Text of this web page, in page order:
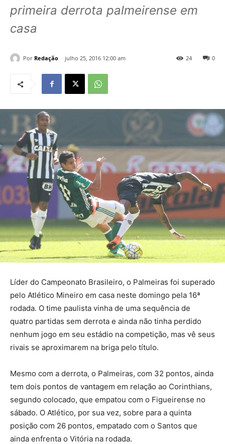
primeira derrota palmeirense em
casa
Por Redação julho 25, 2016 12:00 am 0
24
Líder do Campeonato Brasileiro, o Palmeiras foi superado
pelo Atlético Mineiro em casa neste domingo pela 16ª
rodada. O time paulista vinha de uma sequência de
quatro partidas sem derrota e ainda não tinha perdido
nenhum jogo em seu estádio na competição, mas vê seus
rivais se aproximarem na briga pelo título.
Mesmo com a derrota, o Palmeiras, com 32 pontos, ainda
tem dois pontos de vantagem em relação ao Corinthians,
segundo colocado, que empatou com o Figueirense no
sábado. O Atlético, por sua vez, sobre para a quinta
posição com 26 pontos, empatado com o Santos que
ainda enfrenta o Vitória na rodada.